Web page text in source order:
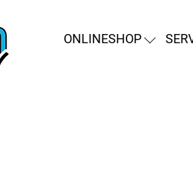
ONLINESHOP